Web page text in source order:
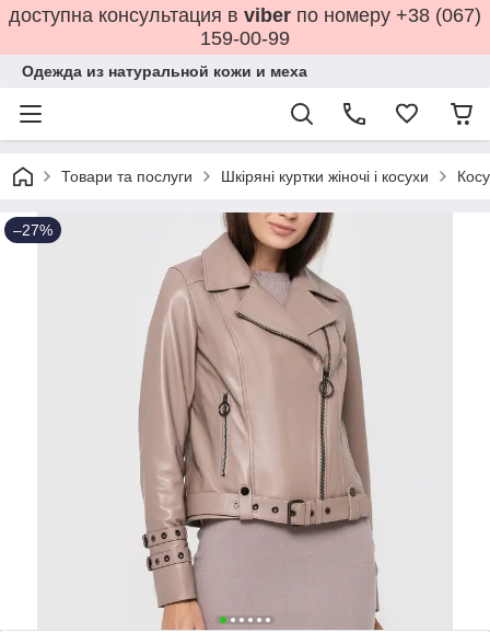
доступна консультация в viber по номеру +38 (067)
159-00-99
Одежда из натуральной кожи и меха
Товари та послуги Шкіряні куртки жіночі і косухи
–27%